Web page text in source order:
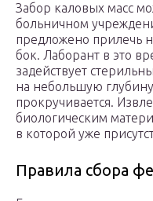
Забор каловых масс
больничном
предложено прилечь
бок. Лаборант в это
задействует
на небольшую
прокручивается.
биологическим
в которой уже
Правила сбора